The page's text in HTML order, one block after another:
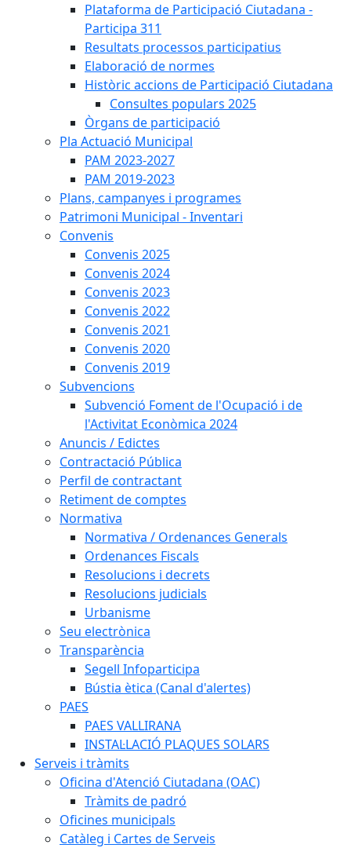
Plataforma de Participació Ciutadana -
Participa 311
Resultats processos participatius
Elaboració de normes
Històric accions de Participació Ciutadana
Consultes populars 2025
Òrgans de participació
Pla Actuació Municipal
PAM 2023-2027
PAM 2019-2023
Plans, campanyes i programes
Patrimoni Municipal - Inventari
Convenis
Convenis 2025
Convenis 2024
Convenis 2023
Convenis 2022
Convenis 2021
Convenis 2020
Convenis 2019
Subvencions
Subvenció Foment de l'Ocupació i de
l'Activitat Econòmica 2024
Anuncis / Edictes
Contractació Pública
Perfil de contractant
Retiment de comptes
Normativa
Normativa / Ordenances Generals
Ordenances Fiscals
Resolucions i decrets
Resolucions judicials
Urbanisme
Seu electrònica
Transparència
Segell Infoparticipa
Bústia ètica (Canal d'alertes)
PAES
PAES VALLIRANA
INSTAL·LACIÓ PLAQUES SOLARS
Serveis i tràmits
Oficina d'Atenció Ciutadana (OAC)
Tràmits de padró
Oficines municipals
Catàleg i Cartes de Serveis